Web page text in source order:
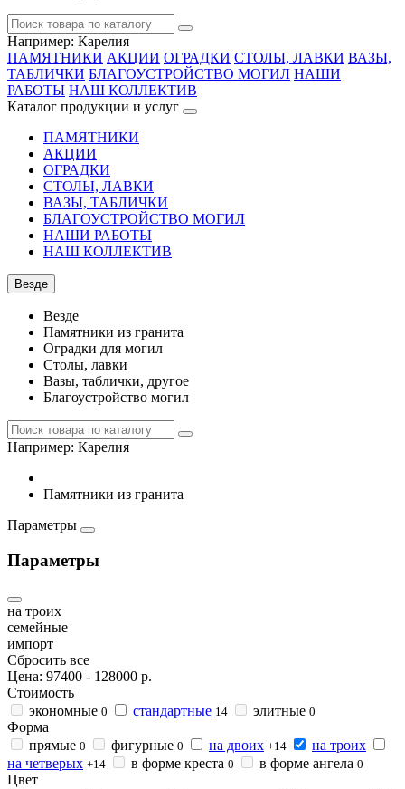
Например: Карелия
ПАМЯТНИКИ АКЦИИ ОГРАДКИ СТОЛЫ, ЛАВКИ ВАЗЫ,
ТАБЛИЧКИ БЛАГОУСТРОЙСТВО МОГИЛ НАШИ
РАБОТЫ НАШ КОЛЛЕКТИВ
Каталог продукции и услуг
ПАМЯТНИКИ
АКЦИИ
ОГРАДКИ
СТОЛЫ, ЛАВКИ
ВАЗЫ, ТАБЛИЧКИ
БЛАГОУСТРОЙСТВО МОГИЛ
НАШИ РАБОТЫ
НАШ КОЛЛЕКТИВ
Везде
Везде
Памятники из гранита
Оградки для могил
Столы, лавки
Вазы, таблички, другое
Благоустройство могил
Например: Карелия
Памятники из гранита
Параметры
Параметры
на троих
семейные
импорт
Сбросить все
Цена: 97400 - 128000 р.
Стоимость
экономные 0 стандартные 14 элитные 0
Форма
прямые 0 фигурные 0 на двоих +14
на троих
на четверых +14 в форме креста 0 в форме ангела 0
Цвет